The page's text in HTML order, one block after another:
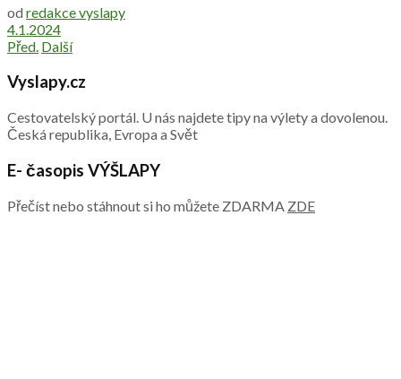
od redakce vyslapy
4.1.2024
Před. Další
Vyslapy.cz
Cestovatelský portál. U nás najdete tipy na výlety a dovolenou.
Česká republika, Evropa a Svět
E- časopis VÝŠLAPY
Přečíst nebo stáhnout si ho můžete ZDARMA ZDE